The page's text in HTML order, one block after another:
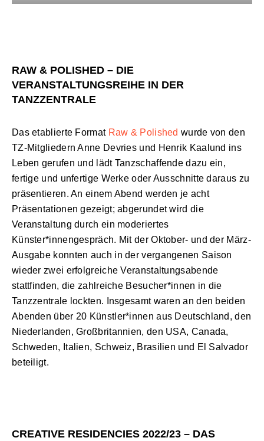
RAW & POLISHED – DIE
VERANSTALTUNGSREIHE IN DER
TANZZENTRALE
Das etablierte Format Raw & Polished wurde von den
TZ-Mitgliedern Anne Devries und Henrik Kaalund ins
Leben gerufen und lädt Tanzschaffende dazu ein,
fertige und unfertige Werke oder Ausschnitte daraus zu
präsentieren. An einem Abend werden je acht
Präsentationen gezeigt; abgerundet wird die
Veranstaltung durch ein moderiertes
Künster*innengespräch. Mit der Oktober- und der März-
Ausgabe konnten auch in der vergangenen Saison
wieder zwei erfolgreiche Veranstaltungsabende
stattfinden, die zahlreiche Besucher*innen in die
Tanzzentrale lockten. Insgesamt waren an den beiden
Abenden über 20 Künstler*innen aus Deutschland, den
Niederlanden, Großbritannien, den USA, Canada,
Schweden, Italien, Schweiz, Brasilien und El Salvador
beteiligt.
CREATIVE RESIDENCIES 2022/23 – DAS